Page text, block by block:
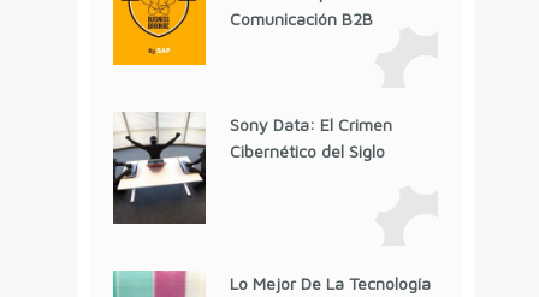
Comunicación B2B
Sony Data: El Crimen
Cibernético del Siglo
Lo Mejor De La Tecnología